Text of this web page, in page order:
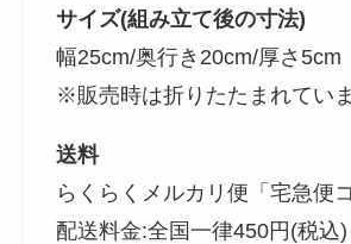
サイズ(組み立て後の寸法)
幅25cm/奥行き20cm/厚さ5cm
※販売時は折りたたまれてい
送料
らくらくメルカリ便「宅急便
配送料金:全国一律450円(税込)